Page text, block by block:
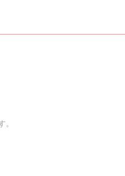
。